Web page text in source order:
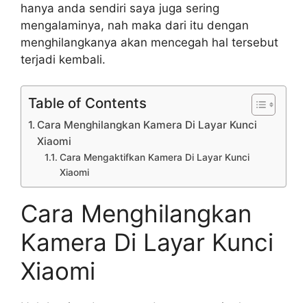
hanya anda sendiri saya juga sering
mengalaminya, nah maka dari itu dengan
menghilangkanya akan mencegah hal tersebut
terjadi kembali.
Table of Contents
Cara Menghilangkan Kamera Di Layar Kunci
Xiaomi
Cara Mengaktifkan Kamera Di Layar Kunci
Xiaomi
Cara Menghilangkan
Kamera Di Layar Kunci
Xiaomi